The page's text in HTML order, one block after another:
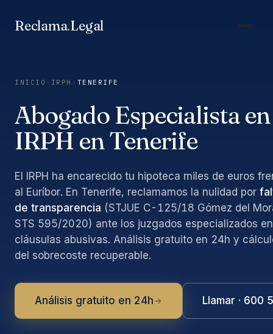
Reclama.Legal
INICIO › IRPH › TENERIFE
Abogado Especialista en
IRPH en Tenerife
El IRPH ha encarecido tu hipoteca miles de euros
al Euríbor. En Tenerife, reclamamos la nulidad por
de transparencia (STJUE C-125/18 Gómez del
STS 595/2020) ante los juzgados especializados en
cláusulas abusivas. Análisis gratuito en 24h y
del sobrecoste recuperable.
Análisis gratuito en 24h Llamar · 600